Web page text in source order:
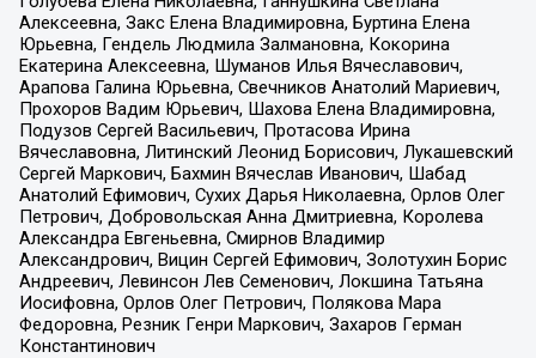
Алексеевна, Закс Елена Владимировна, Буртина Елена
Юрьевна, Гендель Людмила Залмановна, Кокорина
Екатерина Алексеевна, Шуманов Илья Вячеславович,
Арапова Галина Юрьевна, Свечников Анатолий Мариевич,
Прохоров Вадим Юрьевич, Шахова Елена Владимировна,
Подузов Сергей Васильевич, Протасова Ирина
Вячеславовна, Литинский Леонид Борисович, Лукашевский
Сергей Маркович, Бахмин Вячеслав Иванович, Шабад
Анатолий Ефимович, Сухих Дарья Николаевна, Орлов Олег
Петрович, Добровольская Анна Дмитриевна, Королева
Александра Евгеньевна, Смирнов Владимир
Александрович, Вицин Сергей Ефимович, Золотухин Борис
Андреевич, Левинсон Лев Семенович, Локшина Татьяна
Иосифовна, Орлов Олег Петрович, Полякова Мара
Федоровна, Резник Генри Маркович, Захаров Герман
Константинович